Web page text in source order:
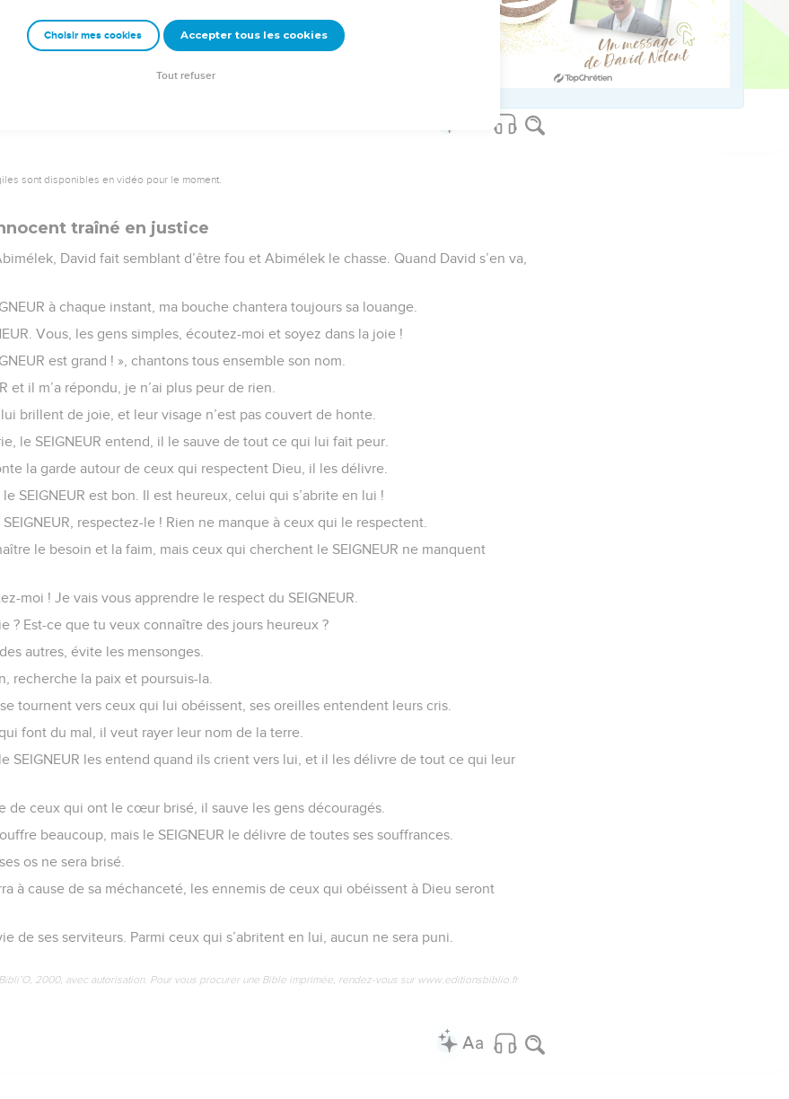
repose sur nous, comme nous l’espérons de toi !
2000, avec autorisation. Pour vous procurer une Bible imprimée, rendez-vous sur www.editionsbiblio.fr
sont disponibles en vidéo pour le moment.
traîné en justice
David fait semblant d’être fou et Abimélek le chasse. Quand David s’en va,
à chaque instant, ma bouche chantera toujours sa louange.
Vous, les gens simples, écoutez-moi et soyez dans la joie !
est grand ! », chantons tous ensemble son nom.
et il m’a répondu, je n’ai plus peur de rien.
brillent de joie, et leur visage n’est pas couvert de honte.
le SEIGNEUR entend, il le sauve de tout ce qui lui fait peur.
la garde autour de ceux qui respectent Dieu, il les délivre.
SEIGNEUR est bon. Il est heureux, celui qui s’abrite en lui !
respectez-le ! Rien ne manque à ceux qui le respectent.
le besoin et la faim, mais ceux qui cherchent le SEIGNEUR ne manquent
moi ! Je vais vous apprendre le respect du SEIGNEUR.
? Est-ce que tu veux connaître des jours heureux ?
autres, évite les mensonges.
recherche la paix et poursuis-la.
se tournent vers ceux qui lui obéissent, ses oreilles entendent leurs cris.
font du mal, il veut rayer leur nom de la terre.
SEIGNEUR les entend quand ils crient vers lui, et il les délivre de tout ce qui leur
de ceux qui ont le cœur brisé, il sauve les gens découragés.
beaucoup, mais le SEIGNEUR le délivre de toutes ses souffrances.
os ne sera brisé.
à cause de sa méchanceté, les ennemis de ceux qui obéissent à Dieu seront
de ses serviteurs. Parmi ceux qui s’abritent en lui, aucun ne sera puni.
2000, avec autorisation. Pour vous procurer une Bible imprimée, rendez-vous sur www.editionsbiblio.fr
Choisir mes cookies Accepter tous les cookies
Tout refuser